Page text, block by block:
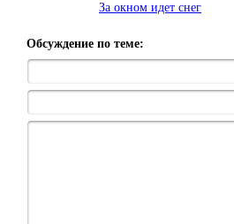
За окном идет снег
Обсуждение по теме: